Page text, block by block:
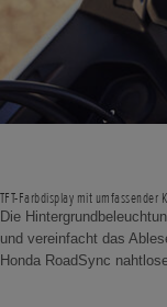
TFT-Farbdisplay mit umfassender
Die
und vereinfacht das
Honda RoadSync